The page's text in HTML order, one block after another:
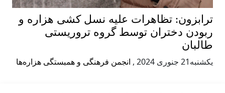
تظاهرات علیه نسل کشی هزاره و
توسط گروه تروریستی
,انجمن فرهنگی و همبستگی هزاره‌ها